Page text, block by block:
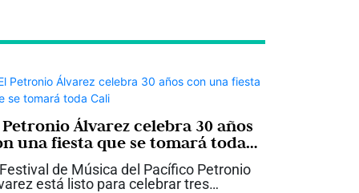
Petronio Álvarez celebra 30 años
una fiesta que se tomará toda
de Música del Pacífico Petronio
está listo para celebrar tres